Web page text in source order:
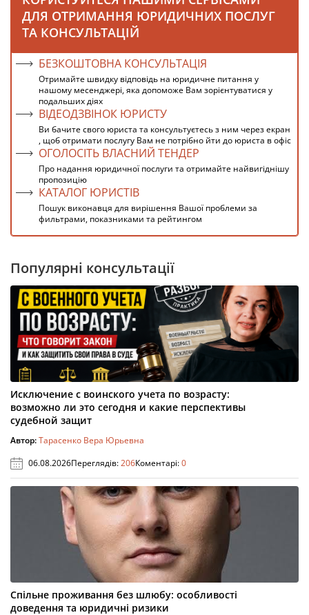
ДЛЯ ОТРИМАННЯ ЮРИДИЧНИХ ПОСЛУГ
ТА КОНСУЛЬТАЦІЙ
БЕЗКОШТОВНА КОНСУЛЬТАЦІЯ
Отримайте швидку відповідь на юридичне питання у
нашому месенджері, яка допоможе Вам зорієнтуватися у
подальших діях
ВІДЕОДЗВІНОК ЮРИСТУ
Ви бачите свого юриста та консультуєтесь з ним через екран
, щоб отримати послугу Вам не потрібно йти до юриста в офіс
ОГОЛОСІТЬ ВЛАСНИЙ ТЕНДЕР
Про надання юридичної послуги та отримайте найвигіднішу
пропозицію
КАТАЛОГ ЮРИСТІВ
Пошук виконавця для вирішення Вашої проблеми за
фильтрами, показниками та рейтингом
Популярні консультації
Исключение с воинского учета по возрасту:
возможно ли это сегодня и какие перспективы
судебной защит
Автор:Тарасенко Вера Юрьевна
06.08.2026Переглядів:206Коментарі:0
Спільне проживання без шлюбу: особливості
доведення та юридичні ризики